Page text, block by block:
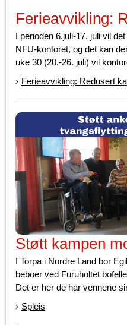
Ferieavvikling:
I perioden 6.juli-17. juli vil
NFU-kontoret, og det kan
uke 30 (20.-26. juli) vil
Ferieavvikling: Redusert
Støtt kampen
I Torpa i Nordre Land bor
beboer ved Furuholtet
Det er her de har vennene
Spleis